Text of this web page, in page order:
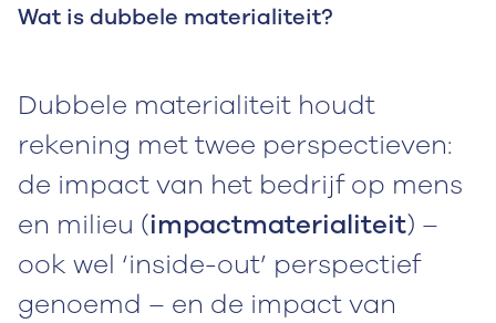
Wat is dubbele materialiteit?
Dubbele materialiteit houdt
rekening met twee perspectieven:
de impact van het bedrijf op mens
en milieu (impactmaterialiteit) –
ook wel ‘inside-out’ perspectief
genoemd – en de impact van